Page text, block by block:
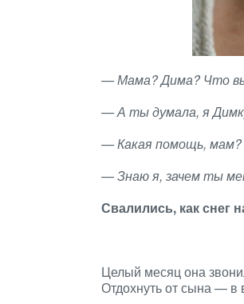
— Мама? Дима? Что вы
— А ты думала, я
— Какая помощь, мам?
— Знаю я, зачем ты
Свалились, как снег
Целый месяц она
Отдохнуть от сына — в